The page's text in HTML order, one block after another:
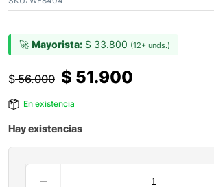
🚀 Mayorista: $ 33.800 (12+ unds.)
$56.000 $ 51.900
En existencia
Hay existencias